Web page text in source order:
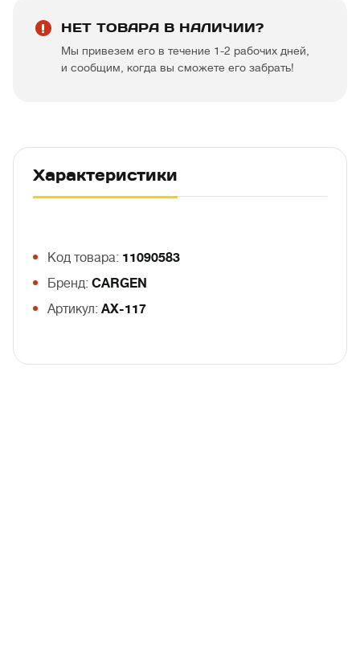
НЕТ ТОВАРА В НАЛИЧИИ?
Мы привезем его в течение 1-2 рабочих дней,
и сообщим, когда вы сможете его забрать!
Характеристики
Код товара: 11090583
Бренд: CARGEN
Артикул: АХ-117